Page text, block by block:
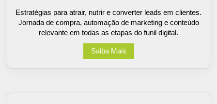
Estratégias para atrair, nutrir e converter leads em clientes.
Jornada de compra, automação de marketing e conteúdo
relevante em todas as etapas do funil digital.
Saiba Mais